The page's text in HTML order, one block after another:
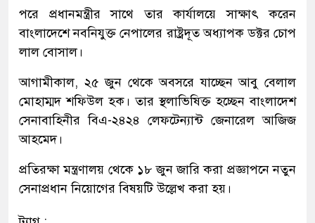
পরে প্রধানমন্ত্রীর সাথে তার কার্যালয়ে সাক্ষাৎ করেন
বাংলাদেশে নবনিযুক্ত নেপালের রাষ্ট্রদূত অধ্যাপক ডক্টর চোপ
লাল বোসাল।
আগামীকাল, ২৫ জুন থেকে অবসরে যাচ্ছেন আবু বেলাল
মোহাম্মদ শফিউল হক। তার স্থলাভিষিক্ত হচ্ছেন বাংলাদেশ
সেনাবাহিনীর বিএ-২৪২৪ লেফটেন্যান্ট জেনারেল আজিজ
আহমেদ।
প্রতিরক্ষা মন্ত্রণালয় থেকে ১৮ জুন জারি করা প্রজ্ঞাপনে নতুন
সেনাপ্রধান নিয়োগের বিষয়টি উল্লেখ করা হয়।